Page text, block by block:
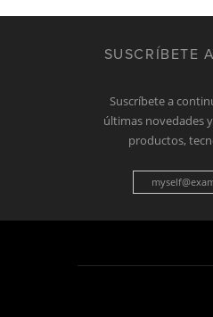
SUSCRÍBETE
Suscríbete a
últimas novedades
productos,